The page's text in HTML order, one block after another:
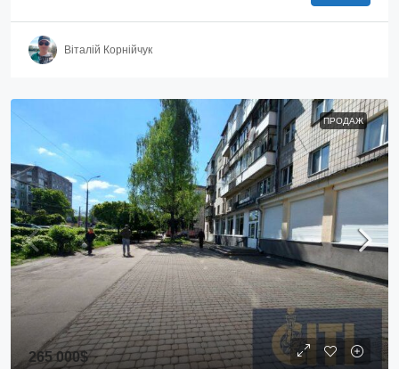
Віталій Корнійчук
ПРОДАЖ
265 000$